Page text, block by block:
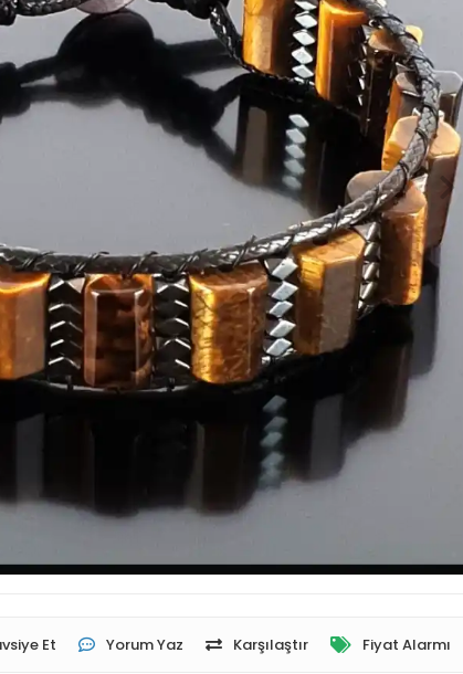
Et Yorum Yaz Karşılaştır Fiyat Alarmı